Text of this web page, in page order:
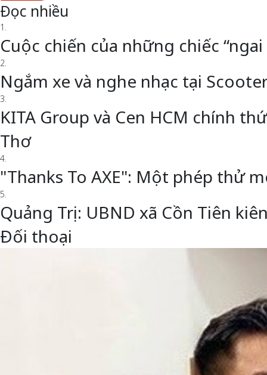
Đọc nhiều
1.
Cuộc chiến của những chiếc
2.
Ngắm xe và nghe nhạc tại
3.
KITA Group và Cen HCM chính
Thơ
4.
"Thanks To AXE": Một phép thử
5.
Quảng Trị: UBND xã Cồn Tiên
Đối thoại